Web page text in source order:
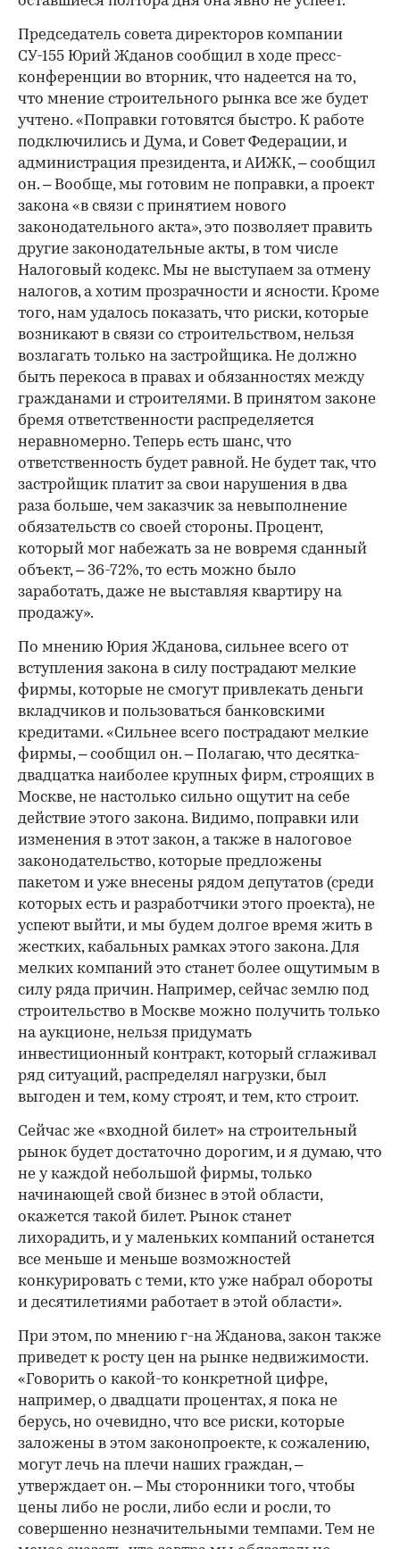
Председатель совета директоров компании
СУ-155 Юрий Жданов сообщил в ходе пресс-
конференции во вторник, что надеется на то,
что мнение строительного рынка все же будет
учтено. «Поправки готовятся быстро. К работе
подключились и Дума, и Совет Федерации, и
администрация президента, и АИЖК, – сообщил
он. – Вообще, мы готовим не поправки, а проект
закона «в связи с принятием нового
законодательного акта», это позволяет править
другие законодательные акты, в том числе
Налоговый кодекс. Мы не выступаем за отмену
налогов, а хотим прозрачности и ясности. Кроме
того, нам удалось показать, что риски, которые
возникают в связи со строительством, нельзя
возлагать только на застройщика. Не должно
быть перекоса в правах и обязанностях между
гражданами и строителями. В принятом законе
бремя ответственности распределяется
неравномерно. Теперь есть шанс, что
ответственность будет равной. Не будет так, что
застройщик платит за свои нарушения в два
раза больше, чем заказчик за невыполнение
обязательств со своей стороны. Процент,
который мог набежать за не вовремя сданный
объект, – 36-72%, то есть можно было
заработать, даже не выставляя квартиру на
продажу».
По мнению Юрия Жданова, сильнее всего от
вступления закона в силу пострадают мелкие
фирмы, которые не смогут привлекать деньги
вкладчиков и пользоваться банковскими
кредитами. «Сильнее всего пострадают мелкие
фирмы, – сообщил он. – Полагаю, что десятка-
двадцатка наиболее крупных фирм, строящих в
Москве, не настолько сильно ощутит на себе
действие этого закона. Видимо, поправки или
изменения в этот закон, а также в налоговое
законодательство, которые предложены
пакетом и уже внесены рядом депутатов (среди
которых есть и разработчики этого проекта), не
успеют выйти, и мы будем долгое время жить в
жестких, кабальных рамках этого закона. Для
мелких компаний это станет более ощутимым в
силу ряда причин. Например, сейчас землю под
строительство в Москве можно получить только
на аукционе, нельзя придумать
инвестиционный контракт, который сглаживал
ряд ситуаций, распределял нагрузки, был
выгоден и тем, кому строят, и тем, кто строит.
Сейчас же «входной билет» на строительный
рынок будет достаточно дорогим, и я думаю, что
не у каждой небольшой фирмы, только
начинающей свой бизнес в этой области,
окажется такой билет. Рынок станет
лихорадить, и у маленьких компаний останется
все меньше и меньше возможностей
конкурировать с теми, кто уже набрал обороты
и десятилетиями работает в этой области».
При этом, по мнению г-на Жданова, закон также
приведет к росту цен на рынке недвижимости.
«Говорить о какой-то конкретной цифре,
например, о двадцати процентах, я пока не
берусь, но очевидно, что все риски, которые
заложены в этом законопроекте, к сожалению,
могут лечь на плечи наших граждан, –
утверждает он. – Мы сторонники того, чтобы
цены либо не росли, либо если и росли, то
совершенно незначительными темпами. Тем не